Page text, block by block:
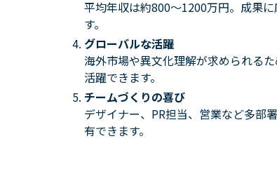
平均年収は約800～1200万円。成果
す。
グローバルな活躍
海外市場や異文化理解が求められる
活躍できます。
チームづくりの喜び
デザイナー、PR担当、営業など多部
有できます。